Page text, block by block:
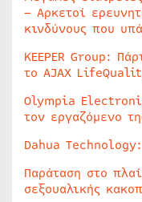
– Αρκετοί
κινδύνους που
KEEPER Group:
το AJAX
Olympia
τον εργαζόμενο
Dahua
Παράταση στο
σεξουαλικής